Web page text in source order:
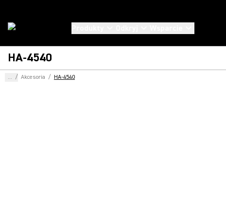
HA-4540
... / Akcesoria / HA-4540